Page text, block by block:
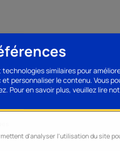
similaires pour
personnaliser le contenu. Vous
Pour en savoir plus, veuillez lire
d'analyser l'utilisation du site